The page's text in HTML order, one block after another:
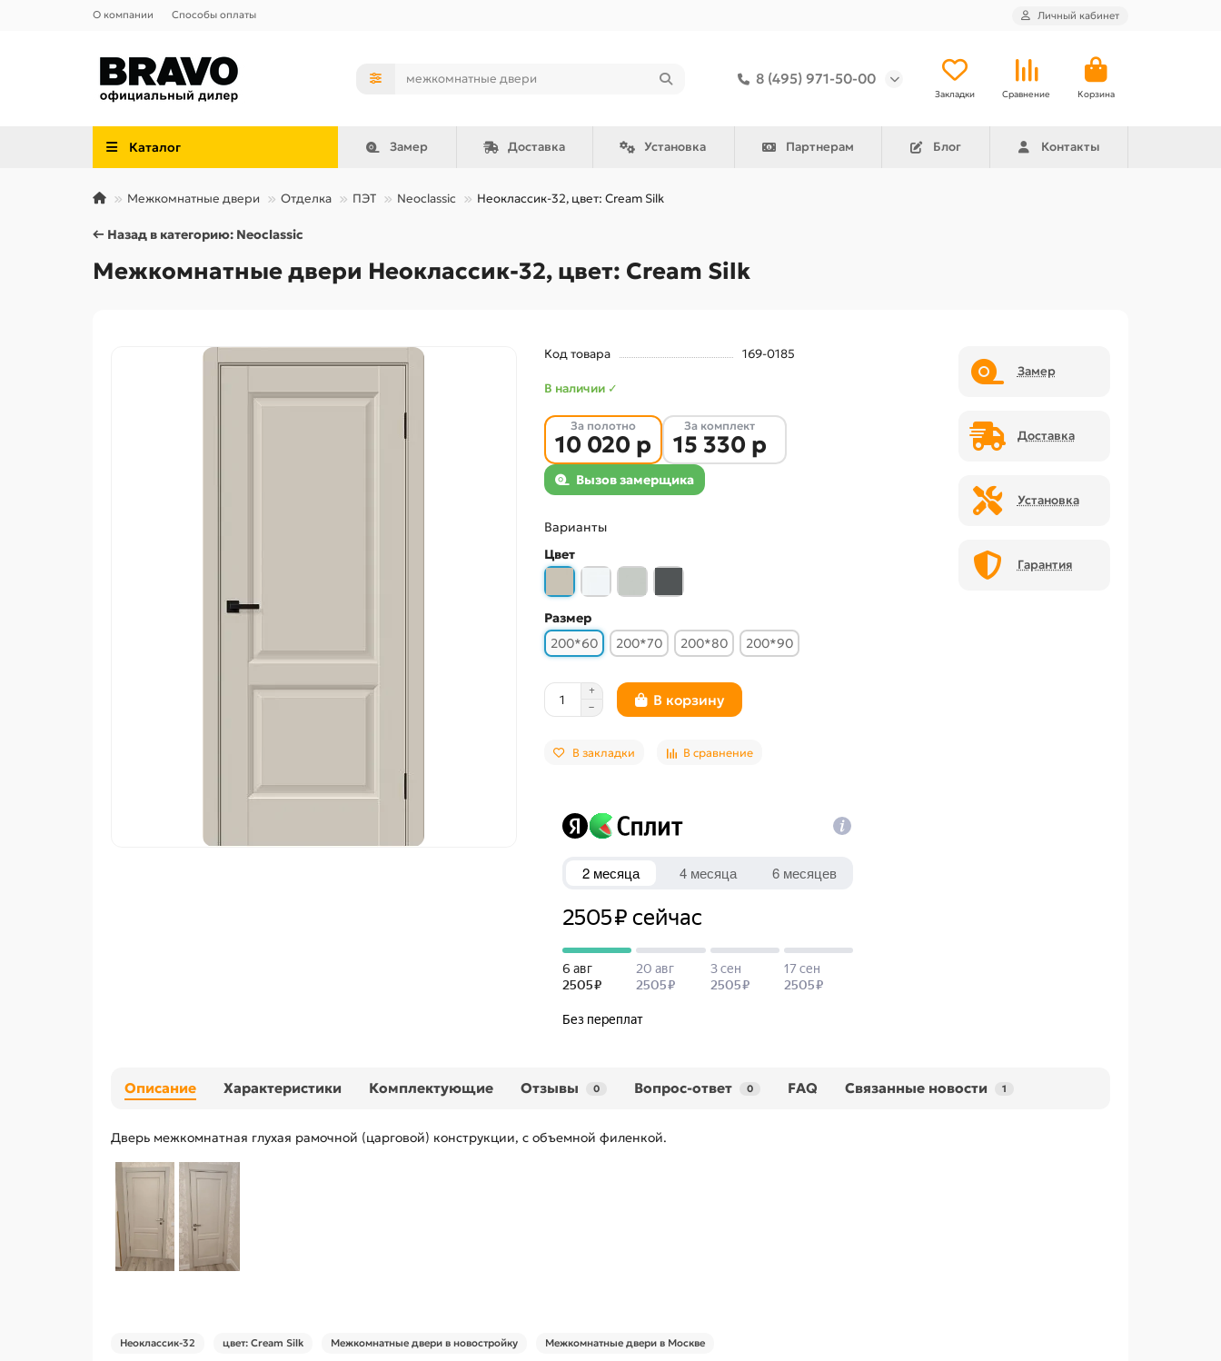
О компании Способы оплаты Личный кабинет
8 (495) 971-50-00
Закладки Сравнение Корзина
Каталог Замер Доставка Установка Партнерам Блог Контакты
Межкомнатные двери Отделка ПЭТ Neoclassic Неоклассик-32, цвет: Cream Silk
← Назад в категорию: Neoclassic
Межкомнатные двери Неоклассик-32, цвет: Cream Silk
Код товара 169-0185
В наличии ✓
За полотно
10 020 р
За комплект
15 330 р
Вызов замерщика
Варианты
Цвет
Размер
200*60
200*70 200*80 200*90
В корзину
В закладки В сравнение
Замер
Доставка
Установка
Гарантия
Описание Характеристики Комплектующие Отзывы 0 Вопрос-ответ 0 FAQ Связанные новости 1
Дверь межкомнатная глухая рамочной (царговой) конструкции, с объемной филенкой.
Неоклассик-32 цвет: Cream Silk Межкомнатные двери в новостройку Межкомнатные двери в Москве